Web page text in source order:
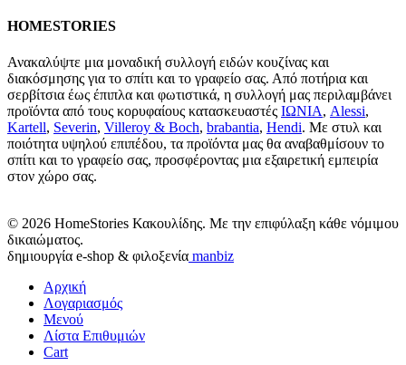
HOMESTORIES
Ανακαλύψτε μια μοναδική συλλογή ειδών κουζίνας και
διακόσμησης για το σπίτι και το γραφείο σας. Από ποτήρια και
σερβίτσια έως έπιπλα και φωτιστικά, η συλλογή μας περιλαμβάνει
προϊόντα από τους κορυφαίους κατασκευαστές ΙΩΝΙΑ, Alessi,
Kartell, Severin, Villeroy & Boch, brabantia, Hendi. Με στυλ και
ποιότητα υψηλού επιπέδου, τα προϊόντα μας θα αναβαθμίσουν το
σπίτι και το γραφείο σας, προσφέροντας μια εξαιρετική εμπειρία
στον χώρο σας.
© 2026 HomeStories Κακουλίδης. Με την επιφύλαξη κάθε νόμιμου
δικαιώματος.
δημιουργία e-shop & φιλοξενία manbiz
Αρχική
Λογαριασμός
Μενού
Λίστα Επιθυμιών
Cart